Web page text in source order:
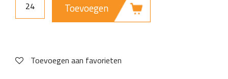
Toevoegen
Toevoegen aan favorieten